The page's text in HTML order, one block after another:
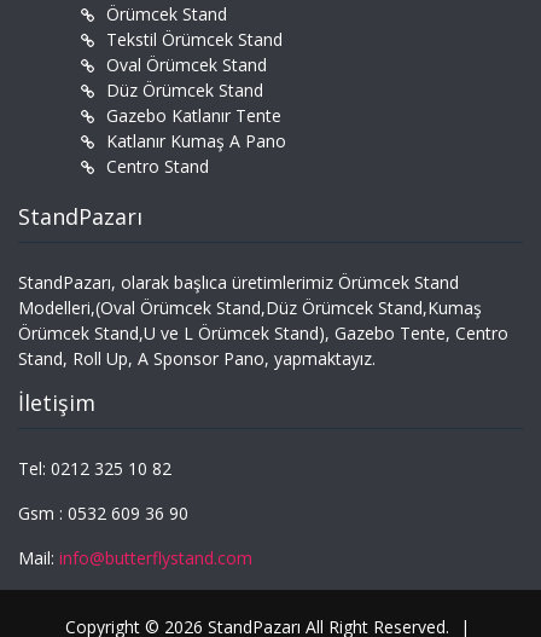
Örümcek Stand
Tekstil Örümcek Stand
Oval Örümcek Stand
Düz Örümcek Stand
Gazebo Katlanır Tente
Katlanır Kumaş A Pano
Centro Stand
StandPazarı
StandPazarı, olarak başlıca üretimlerimiz Örümcek Stand
Modelleri,(Oval Örümcek Stand,Düz Örümcek Stand,Kumaş
Örümcek Stand,U ve L Örümcek Stand), Gazebo Tente, Centro
Stand, Roll Up, A Sponsor Pano, yapmaktayız.
İletişim
Tel: 0212 325 10 82
Gsm : 0532 609 36 90
Mail: info@butterflystand.com
Copyright © 2026 StandPazarı All Right Reserved. |